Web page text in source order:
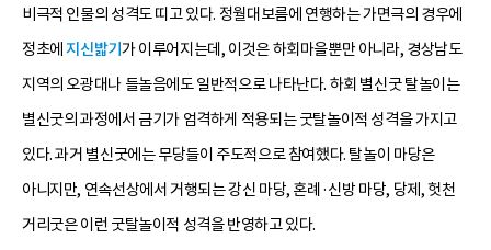
비극적 인물의 성격도 띠고 있다. 정월대보름에 연행하는 가면극의 경우에
정초에지신밟기 가 이루어지는데, 이것은 하회마을뿐만 아니라, 경상남도
지역의 오광대나 들놀음에도 일반적으로 나타난다. 하회 별신굿 탈놀이는
별신굿의 과정에서 금기가 엄격하게 적용되는 굿탈놀이적 성격을 가지고
있다. 과거 별신굿에는 무당들이 주도적으로 참여했다. 탈놀이 마당은
아니지만, 연속선상에서 거행되는 강신 마당, 혼례·신방 마당, 당제, 헛천
거리굿은 이런 굿탈놀이적 성격을 반영하고 있다.